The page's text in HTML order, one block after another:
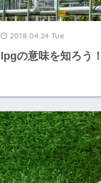
2018.04.24 Tue
lpgの意味を知ろう！